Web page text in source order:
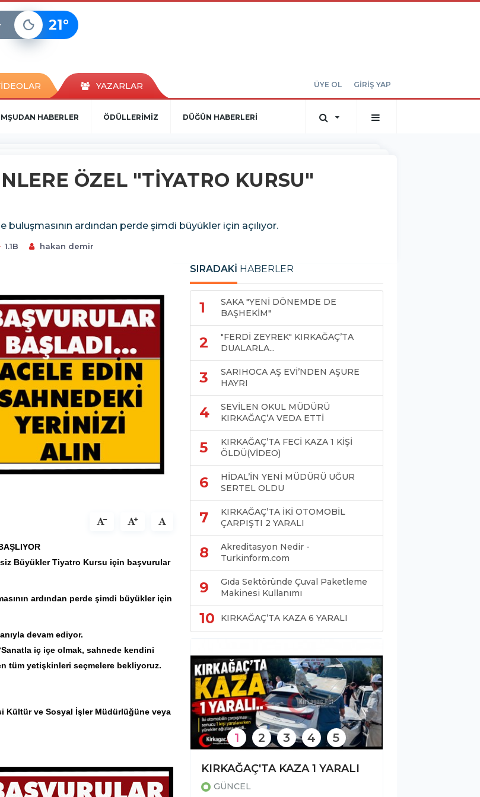
21°
YAZARLAR ÜYE OL GİRİŞ YAP
HABERLER ÖDÜLLERİMİZ DÜĞÜN HABERLERİ
ÖZEL "TİYATRO KURSU"
buluşmasının ardından perde şimdi büyükler için açılıyor.
1.1B hakan demir
Büyükler Tiyatro Kursu için başvurular
ardından perde şimdi büyükler için
devam ediyor.
iç içe olmak, sahnede kendini
tüm yetişkinleri seçmelere bekliyoruz.
Kültür ve Sosyal İşler Müdürlüğüne veya
SIRADAKİ HABERLER
1
SAKA "YENİ DÖNEMDE DE
BAŞHEKİM"
2
"FERDİ ZEYREK" KIRKAĞAÇ’TA
DUALARLA...
3
SARIHOCA AŞ EVİ’NDEN AŞURE
HAYRI
4
SEVİLEN OKUL MÜDÜRÜ
KIRKAĞAÇ’A VEDA ETTİ
5
KIRKAĞAÇ’TA FECİ KAZA 1 KİŞİ
ÖLDÜ(VİDEO)
6
HİDAL’İN YENİ MÜDÜRÜ UĞUR
SERTEL OLDU
7
KIRKAĞAÇ’TA İKİ OTOMOBİL
ÇARPIŞTI 2 YARALI
8
Akreditasyon Nedir -
Turkinform.com
9
Gıda Sektöründe Çuval Paketleme
Makinesi Kullanımı
10 KIRKAĞAÇ’TA KAZA 6 YARALI
Trafikten Mahalle Gündemine: İzmir'de Günlük Yaşamın Haber Haritası
GÜNCEL
KIRKAĞAÇ'TA KAZA 1 YARALI
GÜNCEL
1 2 3 4 5